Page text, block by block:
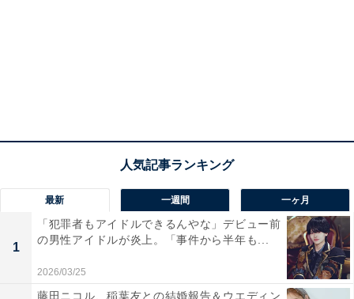
最新 一週間 一ヶ月
1
「犯罪者もアイドルできるんやな」デビュー前
の男性アイドルが炎上。「事件から半年も...
2026/03/25
藤田ニコル、稲葉友との結婚報告＆ウエディン